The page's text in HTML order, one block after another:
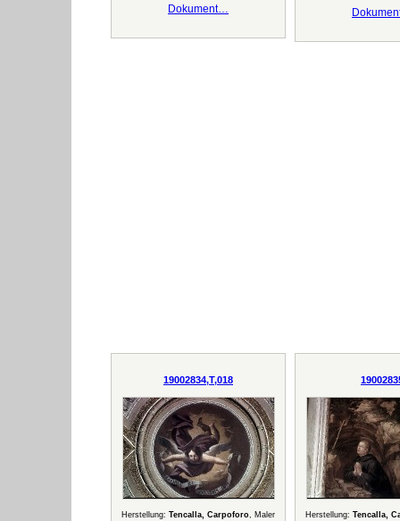
Dokument…
19002834,T,018
Herstellung: Tencalla, Carpoforo , Maler
Herstellung: Tencalla,